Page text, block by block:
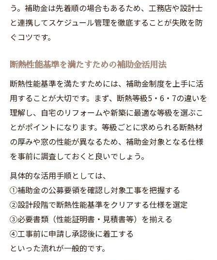
う。補助金は先着順の場合もあるため、工務店や設計士
と連携してスケジュール管理を徹底することが失敗を防
ぐコツです。
断熱性能基準を満たすための補助金活用法
断熱性能基準を満たすためには、補助金制度を上手に活
用することが大切です。まず、断熱等級5・6・7の違いを
理解し、自宅のリフォームや新築に最適な等級を選ぶこ
とがポイントになります。等級ごとに求められる断熱材
の厚みや窓の性能が異なるため、補助金対象となる仕様
を事前に調査しておくと良いでしょう。
具体的な活用手順としては、
①補助金の公募要領を確認し対象工事を把握する
②設計段階で断熱性能基準をクリアする仕様を選定
③必要書類（性能証明書・見積書等）を揃える
④工事前に申請し承認後に着工する
といった流れが一般的です。